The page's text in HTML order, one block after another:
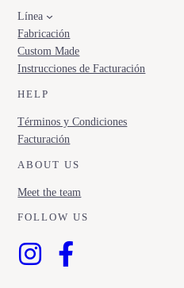
Línea
Fabricación
Custom Made
Instrucciones de Facturación
HELP
Términos y Condiciones
Facturación
ABOUT US
Meet the team
FOLLOW US